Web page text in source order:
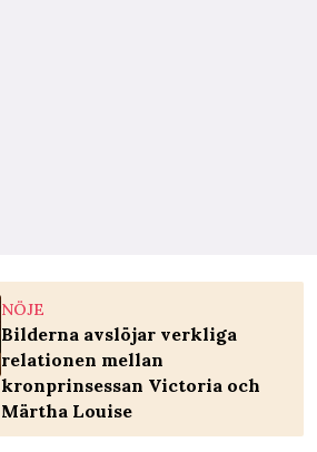
NÖJE
Bilderna avslöjar verkliga
relationen mellan
kronprinsessan Victoria och
Märtha Louise